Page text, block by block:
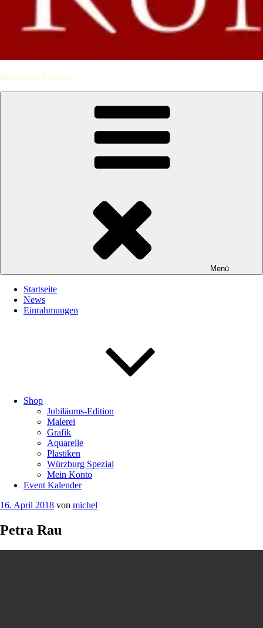
Bilder und Rahmen
Menü
Startseite
News
Einrahmungen
Shop
Jubiläums-Edition
Malerei
Grafik
Aquarelle
Plastiken
Würzburg Spezial
Mein Konto
Event Kalender
Veröffentlicht
16. April 2018 von michel
Petra Rau